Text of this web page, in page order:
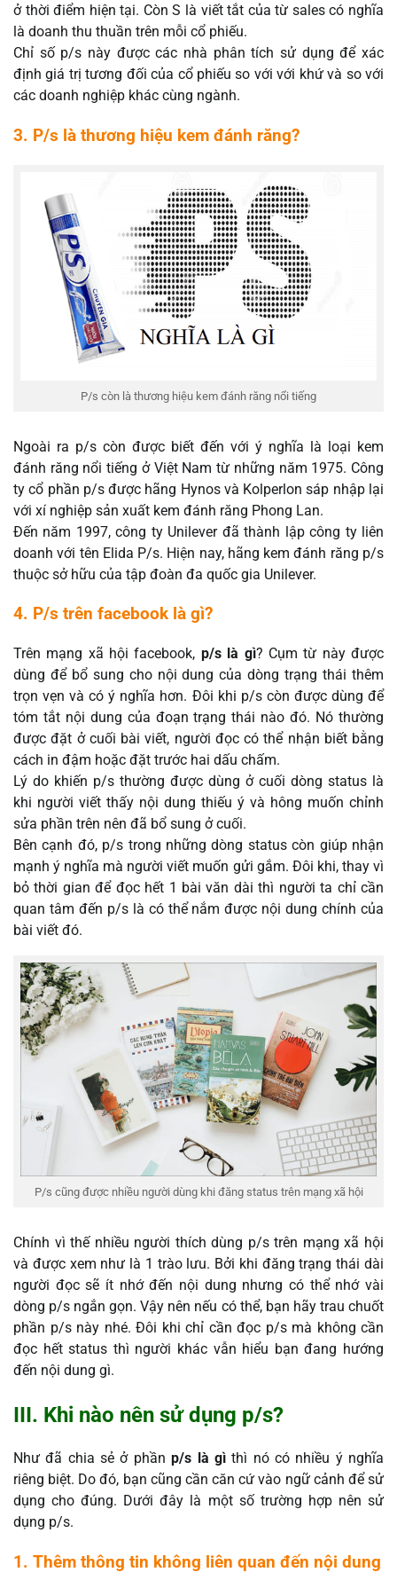
ở thời điểm hiện tại. Còn S là viết tắt của từ sales có nghĩa
là doanh thu thuần trên mỗi cổ phiếu.
Chỉ số p/s này được các nhà phân tích sử dụng để xác
định giá trị tương đối của cổ phiếu so với với khứ và so với
các doanh nghiệp khác cùng ngành.
3. P/s là thương hiệu kem đánh răng?
P/s còn là thương hiệu kem đánh răng nổi tiếng
Ngoài ra p/s còn được biết đến với ý nghĩa là loại kem
đánh răng nổi tiếng ở Việt Nam từ những năm 1975. Công
ty cổ phần p/s được hãng Hynos và Kolperlon sáp nhập lại
với xí nghiệp sản xuất kem đánh răng Phong Lan.
Đến năm 1997, công ty Unilever đã thành lập công ty liên
doanh với tên Elida P/s. Hiện nay, hãng kem đánh răng p/s
thuộc sở hữu của tập đoàn đa quốc gia Unilever.
4. P/s trên facebook là gì?
Trên mạng xã hội facebook, p/s là gì? Cụm từ này được
dùng để bổ sung cho nội dung của dòng trạng thái thêm
trọn vẹn và có ý nghĩa hơn. Đôi khi p/s còn được dùng để
tóm tắt nội dung của đoạn trạng thái nào đó. Nó thường
được đặt ở cuối bài viết, người đọc có thể nhận biết bằng
cách in đậm hoặc đặt trước hai dấu chấm.
Lý do khiến p/s thường được dùng ở cuối dòng status là
khi người viết thấy nội dung thiếu ý và hông muốn chỉnh
sửa phần trên nên đã bổ sung ở cuối.
Bên cạnh đó, p/s trong những dòng status còn giúp nhận
mạnh ý nghĩa mà người viết muốn gửi gắm. Đôi khi, thay vì
bỏ thời gian để đọc hết 1 bài văn dài thì người ta chỉ cần
quan tâm đến p/s là có thể nắm được nội dung chính của
bài viết đó.
P/s cũng được nhiều người dùng khi đăng status trên mạng xã hội
Chính vì thế nhiều người thích dùng p/s trên mạng xã hội
và được xem như là 1 trào lưu. Bởi khi đăng trạng thái dài
người đọc sẽ ít nhớ đến nội dung nhưng có thể nhớ vài
dòng p/s ngắn gọn. Vậy nên nếu có thể, bạn hãy trau chuốt
phần p/s này nhé. Đôi khi chỉ cần đọc p/s mà không cần
đọc hết status thì người khác vẫn hiểu bạn đang hướng
đến nội dung gì.
III. Khi nào nên sử dụng p/s?
Như đã chia sẻ ở phầnp/s là gìthì nó có nhiều ý nghĩa
riêng biệt. Do đó, bạn cũng cần căn cứ vào ngữ cảnh để sử
dụng cho đúng. Dưới đây là một số trường hợp nên sử
dụng p/s.
1. Thêm thông tin không liên quan đến nội dung